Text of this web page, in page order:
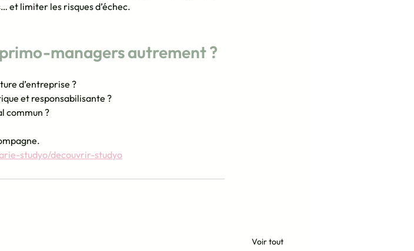
et limiter les risques d’échec.
managers autrement ?
d’entreprise ?
et responsabilisante ?
commun ?
studyo/decouvrir-studyo
Voir tout